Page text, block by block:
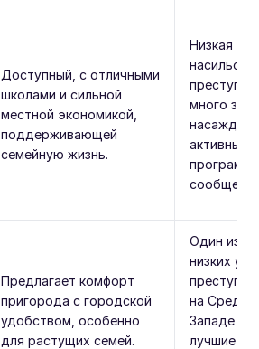
Доступный, с отличными
школами и сильной
местной экономикой,
поддерживающей
семейную жизнь.
Низкая
много
активные
Предлагает комфорт
пригорода с городской
удобством, особенно
для растущих семей.
Один из
низких
на
Западе и
лучшие